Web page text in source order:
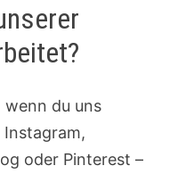
wenn du uns
oder Pinterest –